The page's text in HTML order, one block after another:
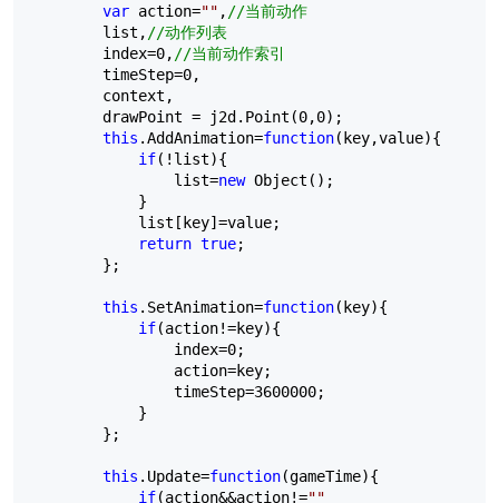
var action="" , //当前动作
        list,
//动作列表
        index
=0, //当前动作索引
        timeStep
=0,
        context,
        drawPoint
= j2d.Point(0,0);
this .AddAnimation=function(key,value){
if( ! list){
                list
=new Object();
            }
            list[key]
=value;
return true;
        };
this .SetAnimation=function(key){
if(action!=key){
                index
=0;
                action
=key;
                timeStep
=3600000;
            }
        };
this .Update=function(gameTime){
if(action&&action!=""